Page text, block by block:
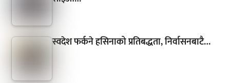
स्वदेश फर्कने हसिनाको प्रतिबद्धता, निर्वासनबाटै…